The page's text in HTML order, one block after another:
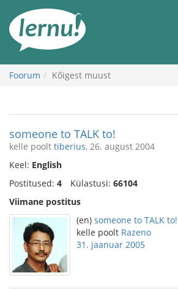
juurde
Foorum Kõigest muust
someone to TALK to!
kelle poolt tiberius, 26. august 2004
Keel: English
Postitused: 4 Külastusi: 66104
Viimane postitus
(en) someone to TALK to!
kelle poolt Razeno
31. jaanuar 2005